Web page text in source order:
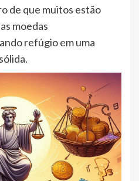
de que muitos estão
moedas
refúgio em uma